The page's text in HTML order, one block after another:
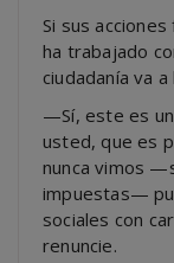
Si sus
ha trabajado
ciudadanía va
—Sí, este es
usted, que es
nunca vimos
impuestas—
sociales con
renuncie.